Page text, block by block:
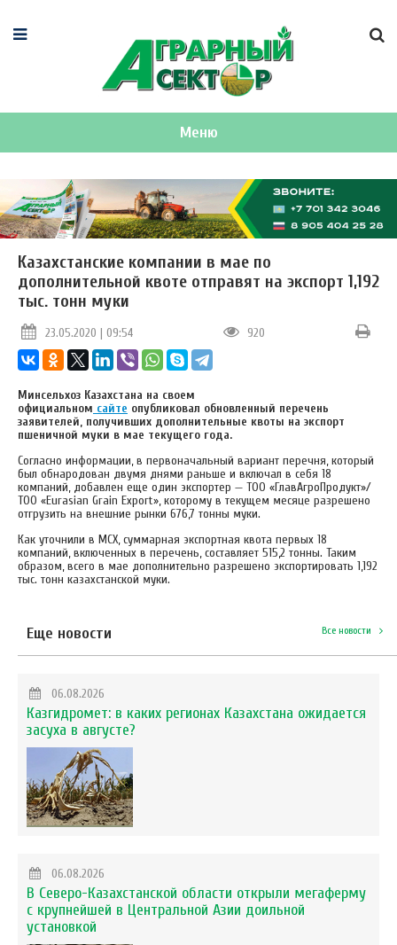
Меню
Казахстанские компании в мае по
дополнительной квоте отправят на экспорт 1,192
тыс. тонн муки
23.05.2020 | 09:54 920
Минсельхоз Казахстана на своем
официальном сайте опубликовал обновленный перечень
заявителей, получивших дополнительные квоты на экспорт
пшеничной муки в мае текущего года.
Согласно информации, в первоначальный вариант перечня, который
был обнародован двумя днями раньше и включал в себя 18
компаний, добавлен еще один экспортер — ТОО «ГлавАгроПродукт»/
ТОО «Eurasian Grain Export», которому в текущем месяце разрешено
отгрузить на внешние рынки 676,7 тонны муки.
Как уточнили в МСХ, суммарная экспортная квота первых 18
компаний, включенных в перечень, составляет 515,2 тонны. Таким
образом, всего в мае дополнительно разрешено экспортировать 1,192
тыс. тонн казахстанской муки.
Еще новости Все новости
06.08.2026
Казгидромет: в каких регионах Казахстана ожидается
засуха в августе?
06.08.2026
В Северо-Казахстанской области открыли мегаферму
с крупнейшей в Центральной Азии доильной
установкой